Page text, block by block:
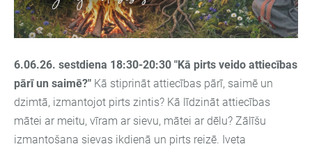
6.06.26. sestdiena 18:30-20:30 "Kā pirts veido attiecības
pārī un saimē?" Kā stiprināt attiecības pārī, saimē un
dzimtā, izmantojot pirts zintis? Kā līdzināt attiecības
mātei ar meitu, vīram ar sievu, mātei ar dēlu? Zālīšu
izmantošana sievas ikdienā un pirts reizē. Iveta